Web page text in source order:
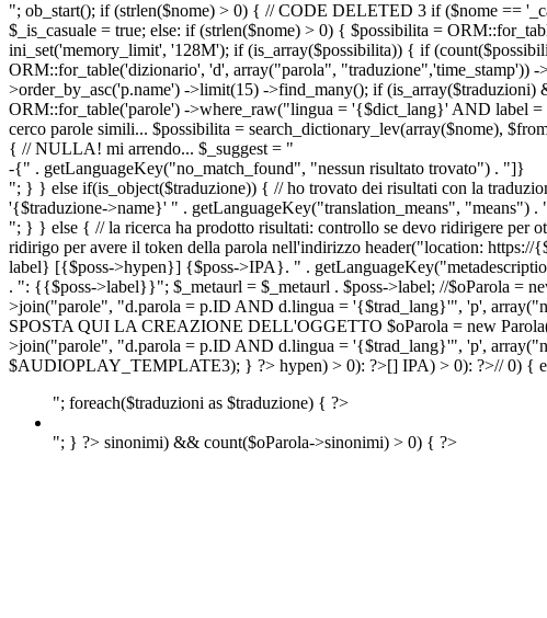
"; ob_start(); if (strlen($nome) > 0) { // CODE DELETED 3 if ($nome ==
$_is_casuale = true; else: if (strlen($nome) > 0) { $possibilita =
ini_set('memory_limit', '128M'); if (is_array($possibilita)) { if
ORM::for_table('dizionario', 'd', array("parola",
>order_by_asc('p.name') ->limit(15) ->find_many(); if
ORM::for_table('parole') ->where_raw("lingua = '{$dict_lang}' AND label
cerco parole simili... $possibilita = search_dictionary_lev(array($nome),
{ // NULLA! mi arrendo... $_suggest = "
-{" . getLanguageKey("no_match_found", "nessun risultato trovato") . "]}
"; } } else if(is_object($traduzione)) { // ho trovato dei risultati con la
'{$traduzione->name}' " . getLanguageKey("translation_means",
"; } } else { // la ricerca ha prodotto risultati: controllo se devo ridirigere per
ridirigo per avere il token della parola nell'indirizzo header("location:
label} [{$poss->hypen}] {$poss->IPA}. " .
. ": {{$poss->label}}"; $_metaurl = $_metaurl . $poss->label; //$oParola =
>join("parole", "d.parola = p.ID AND d.lingua = '{$trad_lang}'", 'p',
SPOSTA QUI LA CREAZIONE DELL'OGGETTO $oParola = new
>join("parole", "d.parola = p.ID AND d.lingua = '{$trad_lang}'", 'p',
$AUDIOPLAY_TEMPLATE3); } ?> hypen) > 0): ?>[] IPA) > 0): ?>// 0) {
"; foreach($traduzioni as $traduzione) { ?>
"; } ?> sinonimi) && count($oParola->sinonimi) > 0) { ?>